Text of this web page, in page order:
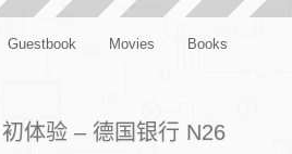
Guestbook Movies Books
体验 – 德国银行 N26